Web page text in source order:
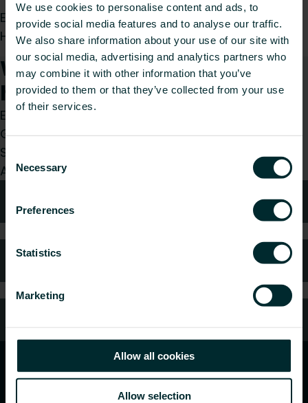
We use cookies to personalise content and ads, to
provide social media features and to analyse our traffic.
We also share information about your use of our site with
our social media, advertising and analytics partners who
may combine it with other information that you’ve
provided to them or that they’ve collected from your use
of their services.
Consent
Selection
Necessary
Preferences
Statistics
Marketing
Allow all cookies
Allow selection
Estrichblende für inWall und inWall S
Heizkreisverteilerschrank.
Wie können wir Ihnen
helfen?
Egal, ob Sie Installateur, Architekt, Planer,
Großhändler oder Endverbraucher sind, treffen
Sie eine Wahl und wir kümmern uns gerne um Ihr
Anliegen.
Technische Beratung
Häufig gestellte Fragen